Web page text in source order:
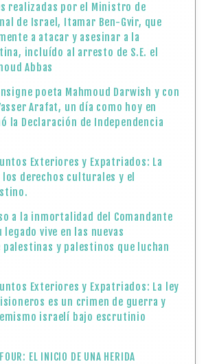
realizadas por el Ministro de
de Israel, Itamar Ben-Gvir, que
a atacar y asesinar a la
incluído al arresto de S.E. el
Abbas
poeta Mahmoud Darwish y con
Arafat, un día como hoy en
la Declaración de Independencia
Exteriores y Expatriados: La
los derechos culturales y el
a la inmortalidad del Comandante
legado vive en las nuevas
palestinas y palestinos que luchan
Exteriores y Expatriados: La ley
es un crimen de guerra y
israelí bajo escrutinio
EL INICIO DE UNA HERIDA